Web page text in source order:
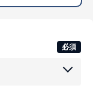
必須